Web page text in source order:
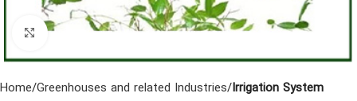
Click to enlarge
Home Greenhouses and related Industries Irrigation System